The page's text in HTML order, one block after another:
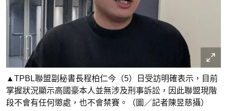
▲TPBL聯盟副秘書長程柏仁今（5）日受訪明確表示，目前
掌握狀況顯示高國豪本人並無涉及刑事訴訟，因此聯盟現階
段不會有任何懲處，也不會禁賽。（圖／記者陳昱慈攝）